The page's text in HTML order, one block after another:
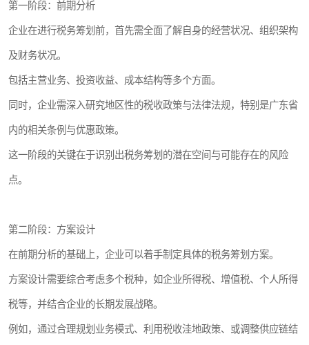
第一阶段：前期分析
企业在进行税务筹划前，首先需全面了解自身的经营状况、组织架构
及财务状况。
包括主营业务、投资收益、成本结构等多个方面。
同时，企业需深入研究地区性的税收政策与法律法规，特别是广东省
内的相关条例与优惠政策。
这一阶段的关键在于识别出税务筹划的潜在空间与可能存在的风险
点。
第二阶段：方案设计
在前期分析的基础上，企业可以着手制定具体的税务筹划方案。
方案设计需要综合考虑多个税种，如企业所得税、增值税、个人所得
税等，并结合企业的长期发展战略。
例如，通过合理规划业务模式、利用税收洼地政策、或调整供应链结